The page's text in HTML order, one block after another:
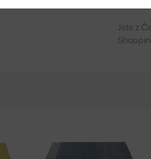
Jste z